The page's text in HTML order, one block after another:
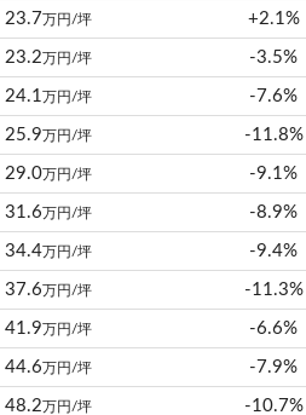
23.7万円/坪 +2.1%
23.2万円/坪 -3.5%
24.1 万円/坪 -7.6%
25.9万円/坪 -11.8%
29.0万円/坪 -9.1%
31.6万円/坪 -8.9%
34.4万円/坪 -9.4%
37.6万円/坪 -11.3%
41.9万円/坪 -6.6%
44.6万円/坪 -7.9%
48.2万円/坪 -10.7%